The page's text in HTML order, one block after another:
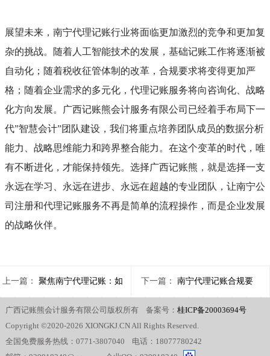
展望未来，南宁代理记账行业将面临更加激烈的竞争和更加复
杂的挑战。随着人工智能技术的发展，基础记账工作将逐渐被
自动化；随着税收征管体制的改革，合规要求将变得更加严
格；随着企业需求的多元化，代理记账服务将向咨询化、战略
化方向发展。广西记账熊会计服务有限公司已经着手布局下一
代”智慧会计”团队建设，我们将重点培养团队成员的数据分析
能力、战略思维能力和跨界整合能力。在这个变革的时代，唯
有不断进化，才能保持领先。选择广西记账熊，就是选择一支
永远在学习、永远在进步、永远在超越的专业团队，让南宁公
司注册和代理记账服务不再是简单的流程操作，而是企业发展
的战略伙伴。
上一篇：聚焦南宁代理记账：如
何依据本地企业特性定制精准记账
报税方案
下一篇：南宁代理记账合规要
点：紧跟最新财税法规确保记账报
税准确无误
广西记账熊会计服务有限公司版权所有 备案号： 桂ICP备20003694号
Copyright ©2020-2026 XIONGKJ.CN All Rights Reserved.
全国免费服务热线：0771-3807040 电话：18077780242